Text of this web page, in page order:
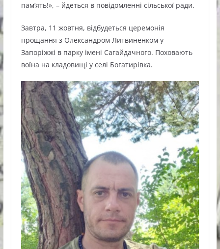
пам’ять!», – йдеться в повідомленні сільської ради.
Завтра, 11 жовтня, відбудеться церемонія
прощання з Олександром Литвиненком у
Запоріжжі в парку імені Сагайдачного. Поховають
воїна на кладовищі у селі Богатирівка.